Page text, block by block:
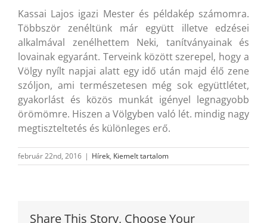
Kassai Lajos igazi Mester és példakép számomra.
Többször zenéltünk már együtt illetve edzései
alkalmával zenélhettem Neki, tanítványainak és
lovainak egyaránt. Terveink között szerepel, hogy a
Völgy nyílt napjai alatt egy idő után majd élő zene
szóljon, ami természetesen még sok együttlétet,
gyakorlást és közös munkát igényel legnagyobb
örömömre. Hiszen a Völgyben való lét. mindig nagy
megtiszteltetés és különleges erő.
február 22nd, 2016 | Hírek, Kiemelt tartalom
Share This Story, Choose Your